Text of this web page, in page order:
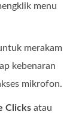
menu
merakam
kebenaran
mikrofon.
Clicks atau